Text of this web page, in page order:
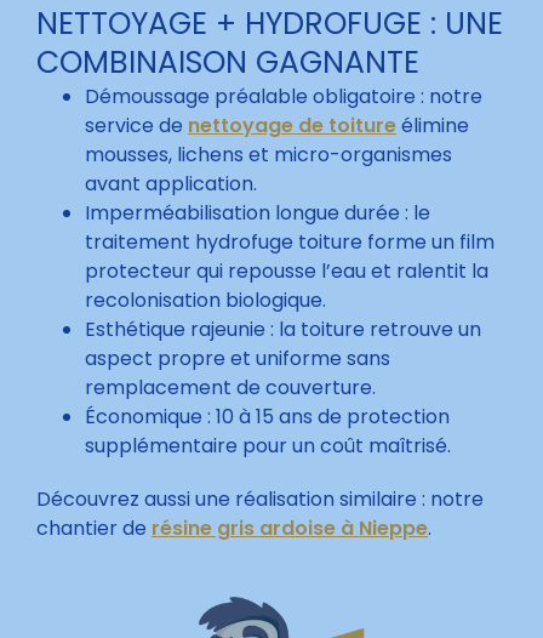
NETTOYAGE + HYDROFUGE : UNE
COMBINAISON GAGNANTE
Démoussage préalable obligatoire : notre
service de nettoyage de toitureélimine
mousses, lichens et micro-organismes
avant application.
Imperméabilisation longue durée : le
traitement hydrofuge toiture forme un film
protecteur qui repousse l’eau et ralentit la
recolonisation biologique.
Esthétique rajeunie : la toiture retrouve un
aspect propre et uniforme sans
remplacement de couverture.
Économique : 10 à 15 ans de protection
supplémentaire pour un coût maîtrisé.
Découvrez aussi une réalisation similaire : notre
chantier de résine gris ardoise à Nieppe.